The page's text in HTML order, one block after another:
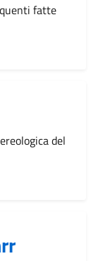
fatte
del